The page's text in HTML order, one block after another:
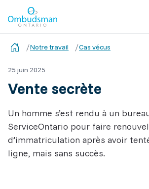
content
Notre travail Cas vécus
25 juin 2025
Vente secrète
Un homme s’est rendu à un
ServiceOntario pour faire
d’immatriculation après avoir
ligne, mais sans succès.